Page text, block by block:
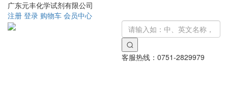
广东元丰化学试剂有限公司
注册 登录 购物车 会员中心
客服热线： 0751-2829979